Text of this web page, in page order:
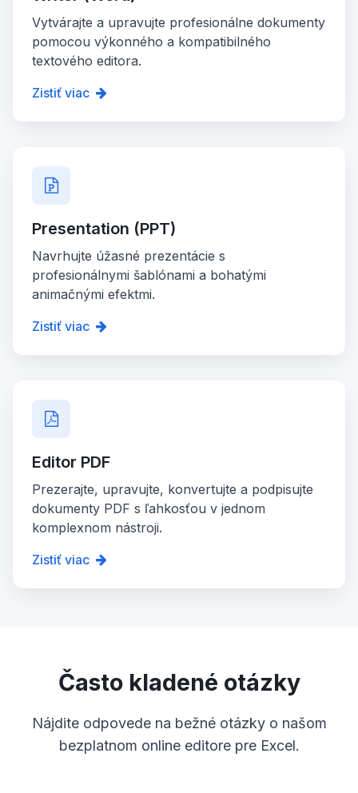
Vytvárajte a upravujte profesionálne dokumenty
pomocou výkonného a kompatibilného
textového editora.
Zistiť viac
Presentation (PPT)
Navrhujte úžasné prezentácie s
profesionálnymi šablónami a bohatými
animačnými efektmi.
Zistiť viac
Editor PDF
Prezerajte, upravujte, konvertujte a podpisujte
dokumenty PDF s ľahkosťou v jednom
komplexnom nástroji.
Zistiť viac
Často kladené otázky
Nájdite odpovede na bežné otázky o našom
bezplatnom online editore pre Excel.